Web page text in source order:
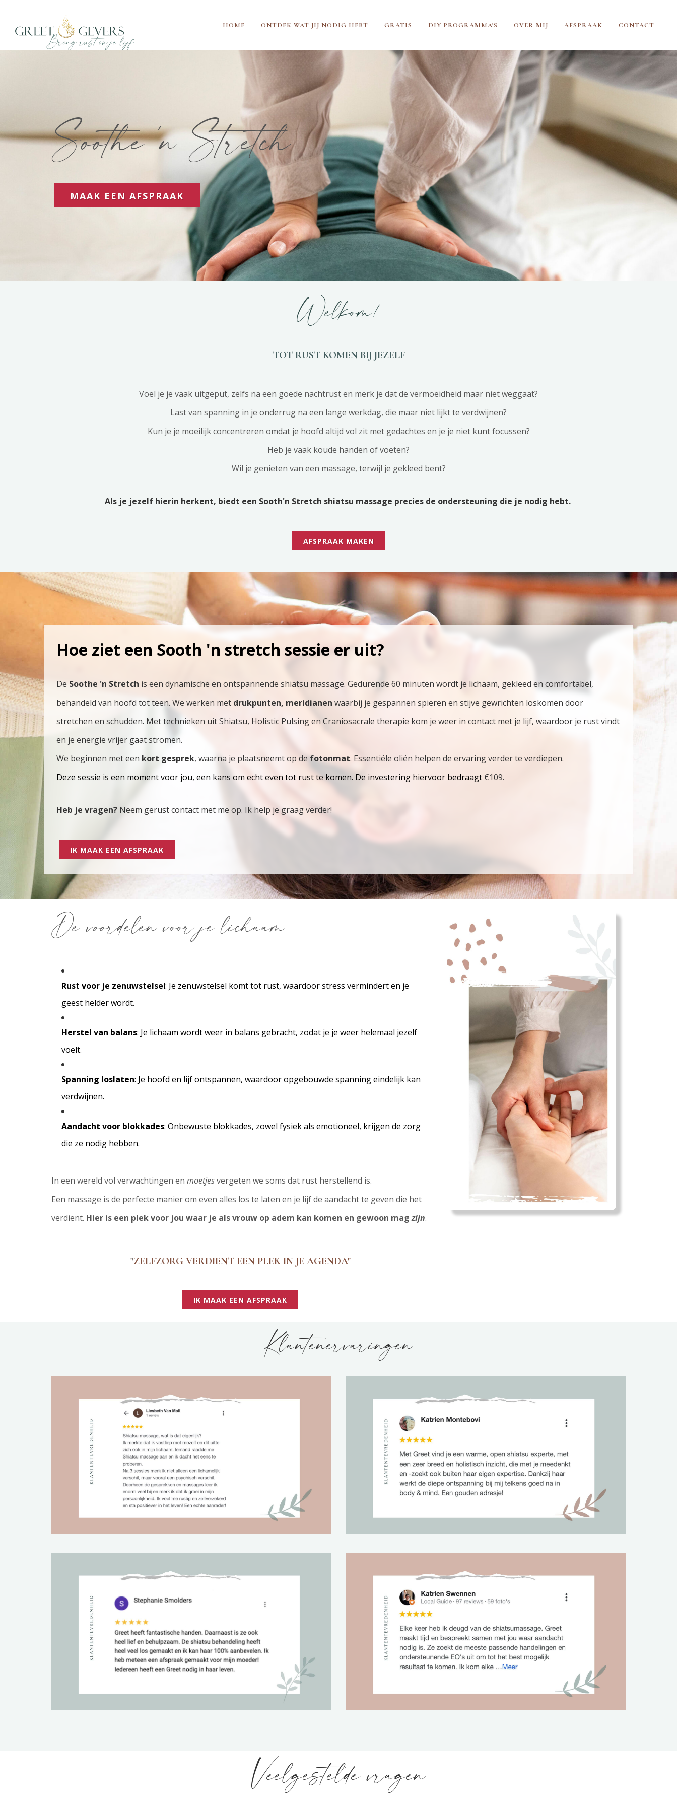
HOME ONTDEK WAT JIJ NODIG HEBT GRATIS DIY PROGRAMMA'S OVER MIJ AFSPRAAK CONTACT
Soothe 'n Stretch
MAAK EEN AFSPRAAK
Welkom!
TOT RUST KOMEN BIJ JEZELF
Voel je je vaak uitgeput, zelfs na een goede nachtrust en merk je dat de vermoeidheid maar niet weggaat?
Last van spanning in je onderrug na een lange werkdag, die maar niet lijkt te verdwijnen?
Kun je je moeilijk concentreren omdat je hoofd altijd vol zit met gedachtes en je je niet kunt focussen?
Heb je vaak koude handen of voeten?
Wil je genieten van een massage, terwijl je gekleed bent?
Als je jezelf hierin herkent, biedt een Sooth'n Stretch shiatsu massage precies de ondersteuning die je nodig hebt.
AFSPRAAK MAKEN
Hoe ziet een Sooth 'n stretch sessie er uit?
De Soothe 'n Stretch is een dynamische en ontspannende shiatsu massage. Gedurende 60 minuten wordt je lichaam, gekleed en comfortabel,
behandeld van hoofd tot teen. We werken met drukpunten, meridianen waarbij je gespannen spieren en stijve gewrichten loskomen door
stretchen en schudden. Met technieken uit Shiatsu, Holistic Pulsing en Craniosacrale therapie kom je weer in contact met je lijf, waardoor je rust vindt
en je energie vrijer gaat stromen.
We beginnen met een kort gesprek, waarna je plaatsneemt op defotonmat. Essentiële oliën helpen de ervaring verder te verdiepen.
Deze sessie is een moment voor jou, een kans om echt even tot rust te komen. De investering hiervoor bedraagt €109.
Heb je vragen? Neem gerust contact met me op. Ik help je graag verder!
IK MAAK EEN AFSPRAAK
De voordelen voor je lichaam
Rust voor je zenuwstelsel: Je zenuwstelsel komt tot rust, waardoor stress vermindert en je
geest helder wordt.
Herstel van balans: Je lichaam wordt weer in balans gebracht, zodat je je weer helemaal jezelf
voelt.
Spanning loslaten: Je hoofd en lijf ontspannen, waardoor opgebouwde spanning eindelijk kan
verdwijnen.
Aandacht voor blokkades: Onbewuste blokkades, zowel fysiek als emotioneel, krijgen de zorg
die ze nodig hebben.
In een wereld vol verwachtingen en moetjesvergeten we soms dat rust herstellend is.
Een massage is de perfecte manier om even alles los te laten en je lijf de aandacht te geven die het
verdient. Hier is een plek voor jou waar je als vrouw op adem kan komen en gewoon magzijn.
"ZELFZORG VERDIENT EEN PLEK IN JE AGENDA"
IK MAAK EEN AFSPRAAK
Klantenervaringen
Veelgestelde vragen